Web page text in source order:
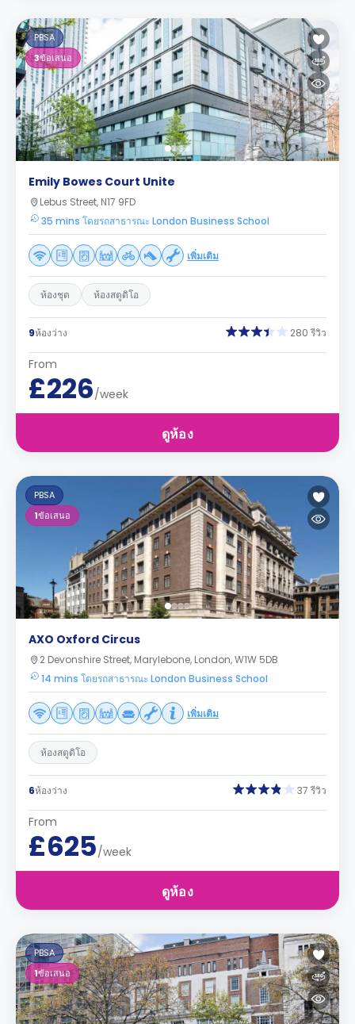
PBSA
3ข้อเสนอ
Emily Bowes Court Unite
Lebus Street, N17 9FD
35 mins โดยรถสาธารณะ London Business School
เพิ่มเติม
ห้องชุด ห้องสตูดิโอ
9ห้องว่าง 280 รีวิว
From
£226/week
ดูห้อง
PBSA
1ข้อเสนอ
AXO Oxford Circus
2 Devonshire Street, Marylebone, London, W1W 5DB
14 mins โดยรถสาธารณะ London Business School
เพิ่มเติม
ห้องสตูดิโอ
6ห้องว่าง 37 รีวิว
From
£625/week
ดูห้อง
PBSA
1ข้อเสนอ